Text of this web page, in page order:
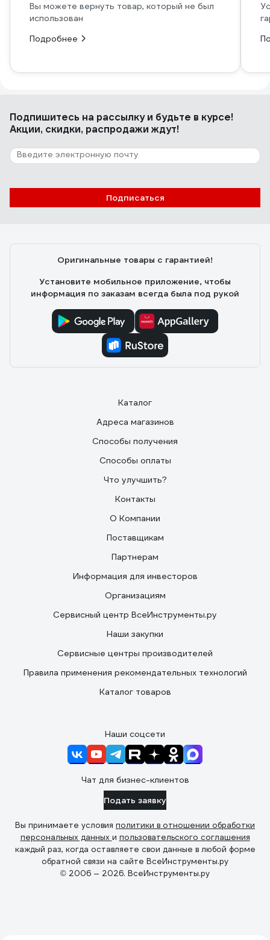
Вы можете вернуть товар, который не был
использован
Подробнее
Подпишитесь на рассылкуи будьте в курсе!
Акции, скидки, распродажи ждут!
Подписаться
Оригинальные товары с гарантией!
Установите мобильное приложение, чтобы
информация по заказам всегда была под рукой
Каталог
Адреса магазинов
Способы получения
Способы оплаты
Что улучшить?
Контакты
О Компании
Поставщикам
Партнерам
Информация для инвесторов
Организациям
Сервисный центр ВсеИнструменты.ру
Наши закупки
Сервисные центры производителей
Правила применения рекомендательных технологий
Каталог товаров
Наши соцсети
Чат для бизнес-клиентов
Подать заявку
Вы принимаете условия политики в отношении обработки
персональных данных и пользовательского соглашения
каждый раз, когда оставляете свои данные в любой форме
обратной связи на сайте ВсеИнструменты.ру
© 2006 — 2026. ВсеИнструменты.ру